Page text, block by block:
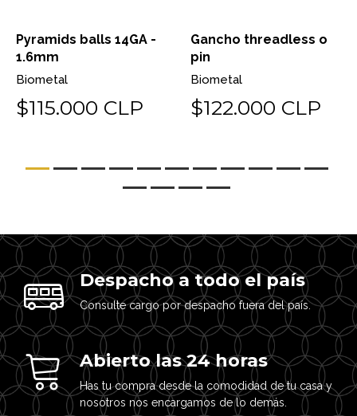
Pyramids balls 14GA -
1.6mm
Biometal
$115.000 CLP
Gancho threadless o
pin
Biometal
$122.000 CLP
Despacho a todo el país
Consulte cargo por despacho fuera del país.
Abierto las 24 horas
Has tu compra desde la comodidad de tu casa y
nosotros nos encargamos de lo demás.